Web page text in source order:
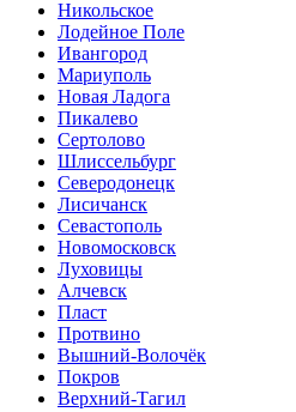
Никольское
Лодейное Поле
Ивангород
Мариуполь
Новая Ладога
Пикалево
Сертолово
Шлиссельбург
Северодонецк
Лисичанск
Севастополь
Новомосковск
Луховицы
Алчевск
Пласт
Протвино
Вышний-Волочёк
Покров
Верхний-Тагил